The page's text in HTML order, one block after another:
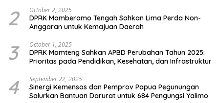
2 October 2, 2025
DPRK Mamberamo Tengah Sahkan Lima Perda Non-
Anggaran untuk Kemajuan Daerah
3 October 1, 2025
DPRK Mamteng Sahkan APBD Perubahan Tahun 2025:
Prioritas pada Pendidikan, Kesehatan, dan Infrastruktur
4 September 22, 2025
Sinergi Kemensos dan Pemprov Papua Pegunungan
Salurkan Bantuan Darurat untuk 684 Pengungsi Yalimo